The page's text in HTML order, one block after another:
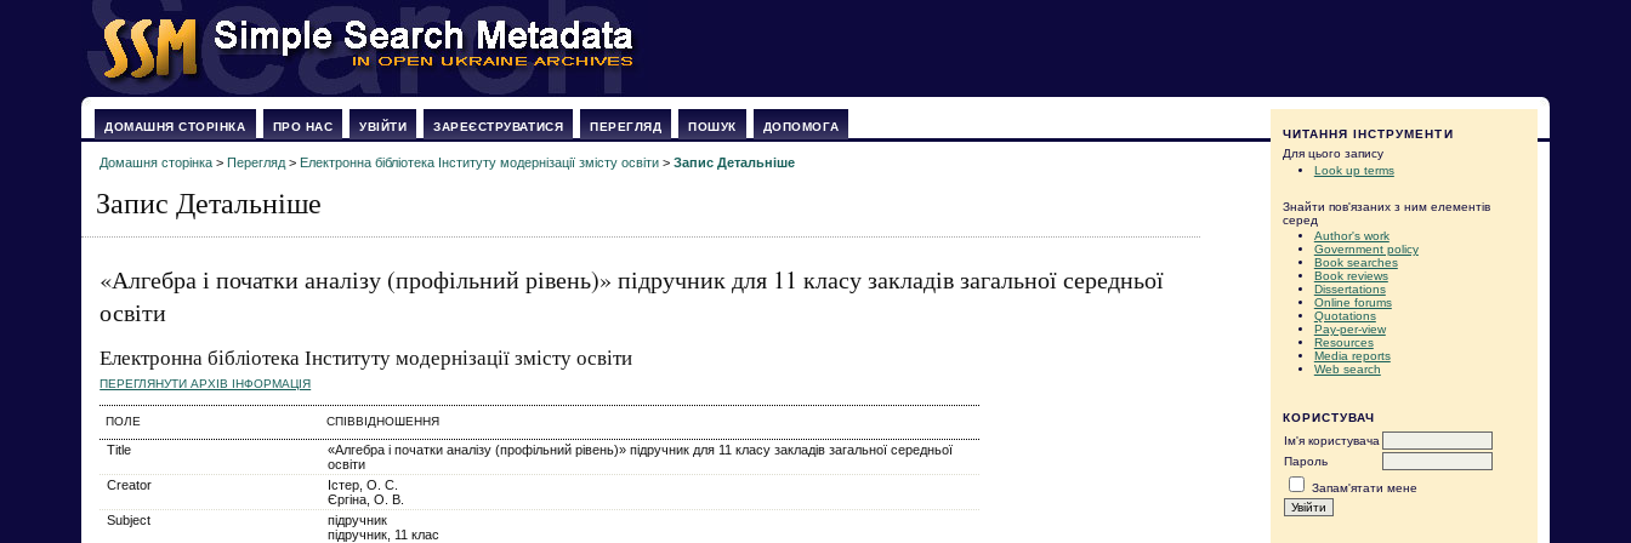
ЧИТАННЯ ІНСТРУМЕНТИ
Для цього запису
Look up terms
Знайти пов'язаних з ним елементів
серед
Author's work
Government policy
Book searches
Book reviews
Dissertations
Online forums
Quotations
Pay-per-view
Resources
Media reports
Web search
КОРИСТУВАЧ
Ім'я користувача
Пароль
Запам'ятати мене
ДОМАШНЯ СТОРІНКА ПРО НАС УВІЙТИ ЗАРЕЄСТРУВАТИСЯ ПЕРЕГЛЯД ПОШУК ДОПОМОГА
Домашня сторінка >Перегляд > Електронна бібліотека Інституту модернізації змісту освіти >Запис Детальніше
Запис Детальніше
«Алгебра і початки аналізу (профільний рівень)» підручник для 11 класу закладів загальної середньої
освіти
Електронна бібліотека Інституту модернізації змісту освіти
ПЕРЕГЛЯНУТИ АРХІВ ІНФОРМАЦІЯ
ПОЛЕ СПІВВІДНОШЕННЯ
Title
«Алгебра і початки аналізу (профільний рівень)» підручник для 11 класу закладів загальної середньої
освіти
Creator
Істер, О. С.
Єргіна, О. В.
Subject
підручник
підручник, 11 клас